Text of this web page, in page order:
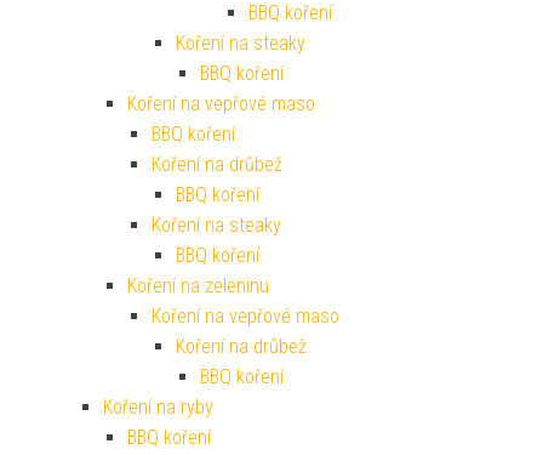
BBQ koření
Koření na steaky
BBQ koření
Koření na vepřové maso
BBQ koření
Koření na drůbež
BBQ koření
Koření na steaky
BBQ koření
Koření na zeleninu
Koření na vepřové maso
Koření na drůbež
BBQ koření
Koření na ryby
BBQ koření